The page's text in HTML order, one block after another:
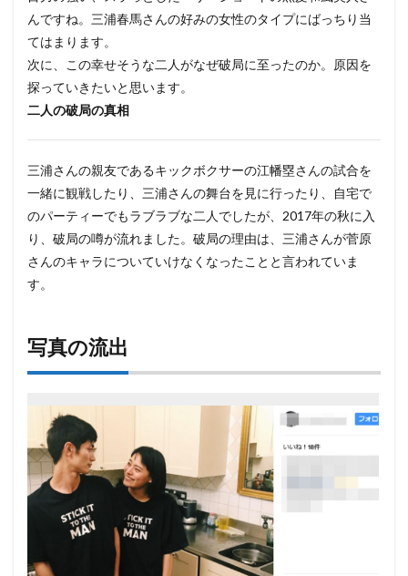
んですね。三浦春馬さんの好みの女性のタイプにばっちり当
てはまります。
次に、この幸せそうな二人がなぜ破局に至ったのか。原因を
探っていきたいと思います。
二人の破局の真相
三浦さんの親友であるキックボクサーの江幡塁さんの試合を
一緒に観戦したり、三浦さんの舞台を見に行ったり、自宅で
のパーティーでもラブラブな二人でしたが、2017年の秋に入
り、破局の噂が流れました。破局の理由は、三浦さんが菅原
さんのキャラについていけなくなったことと言われていま
す。
写真の流出